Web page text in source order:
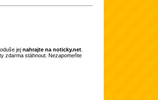
jej nahrajte na noticky.net.
zdarma stáhnout. Nezapomeňte